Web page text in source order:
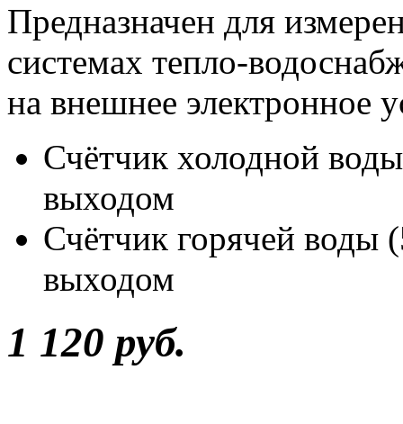
Предназначен для
системах тепло-
на внешнее электронное
Счётчик холодной
выходом
Счётчик горячей
выходом
1 120 руб.